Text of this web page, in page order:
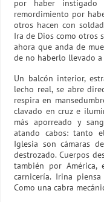
por haber
remordimiento por
otros hacen con
Ira de Dios como otros
ahora que anda de
de no haberlo llevado
Un balcón interior,
lecho real, se abre
respira en
clavado en cruz e
más aporreado y
atando cabos: tanto
Iglesia son cámaras
destrozado. Cuerpos
también por América,
carnicería. Irina
Como una cabra